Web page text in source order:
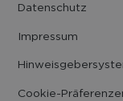
Datenschutz
Impressum
Cookie-